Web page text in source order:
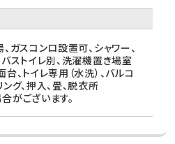
ガスコンロ設置可、シャワー、
バストイレ別、洗濯機置き場室
、トイレ専用（水洗）、バルコ
グ、押入、畳、脱衣所
がございます。